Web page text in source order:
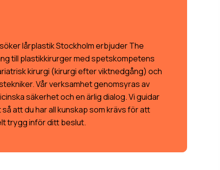
lårplastik Stockholm erbjuder The
till plastikkirurger med spetskompetens
kirurgi (kirurgi efter viktnedgång) och
Vår verksamhet genomsyras av
säkerhet och en ärlig dialog. Vi guidar
att du har all kunskap som krävs för att
trygg inför ditt beslut.